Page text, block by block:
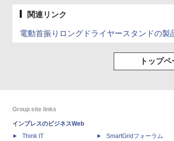
関連リンク
電動首振りロングドライヤースタンドの製
トップ
Group site links
インプレスのビジネスWeb
Think IT
SmartGridフォーラム